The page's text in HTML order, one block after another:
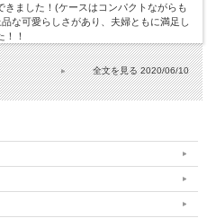
ました！(ケースはコンパクトながらも
な可愛らしさがあり、夫婦ともに満足し
！
2020/06/10